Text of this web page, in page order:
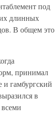
под
длинных
В общем это
принимал
гамбургский
в